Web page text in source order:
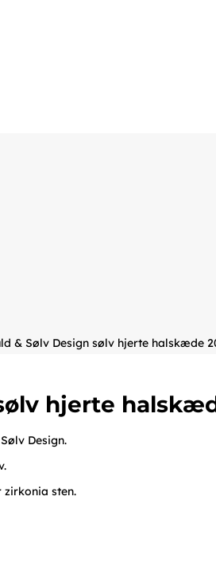
& Sølv Design sølv hjerte halskæde
hjerte
Design.
sten.